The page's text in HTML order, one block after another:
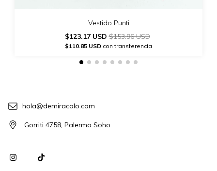
Vestido Punti
$123.17 USD$153.96 USD
$110.85 USD con transferencia
hola@demiracolo.com
Gorriti 4758, Palermo Soho